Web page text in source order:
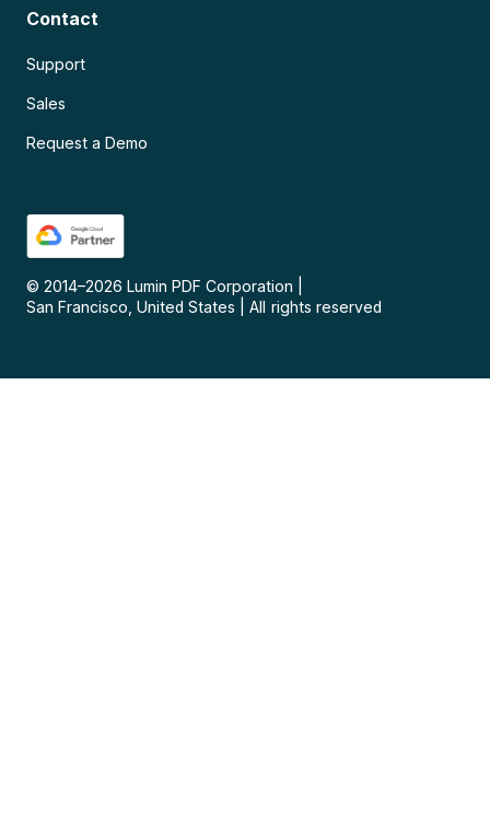
Contact
Support
Sales
Request a Demo
© 2014–2026 Lumin PDF Corporation
San Francisco, United States
All rights reserved